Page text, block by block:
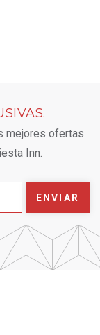
mejores ofertas
Inn.
ENVIAR